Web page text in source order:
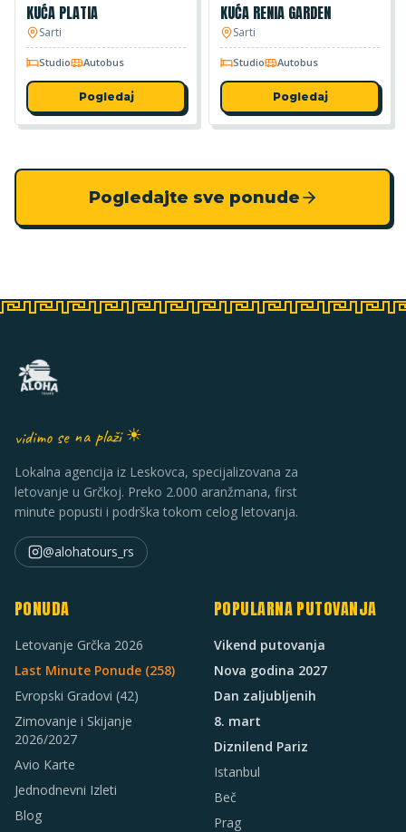
KUĆA PLATIA
Sarti
Studio Autobus
Pogledaj
KUĆA RENIA GARDEN
Sarti
Studio Autobus
Pogledaj
Pogledajte sve ponude
vidimo se na plaži ☀
Lokalna agencija iz Leskovca, specijalizovana za
letovanje u Grčkoj. Preko 2.000 aranžmana, first
minute popusti i podrška tokom celog letovanja.
@alohatours_rs
PONUDA
Letovanje Grčka 2026
Last Minute Ponude (258)
Evropski Gradovi (42)
Zimovanje i Skijanje
2026/2027
Avio Karte
Jednodnevni Izleti
Blog
POPULARNA PUTOVANJA
Vikend putovanja
Nova godina 2027
Dan zaljubljenih
8. mart
Diznilend Pariz
Istanbul
Beč
Prag